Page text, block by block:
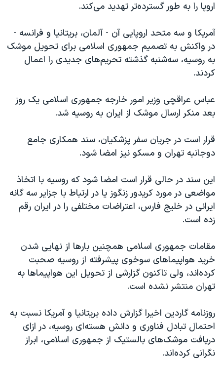
اروپا را به طور گسترده‌تر تهدید می‌کند.
آمریکا و سه متحد اروپایی آن - آلمان، بریتانیا و فرانسه -
در واکنش به تصمیم جمهوری اسلامی برای تحویل موشک
به روسیه، سه‌شنبه گذشته تحریم‌های جدیدی را اعمال
کردند.
عباس عراقچی وزیر امور خارجه جمهوری اسلامی یک روز
بعد منکر ارسال موشک از ایران به روسیه شد.
قرار است در جریان سفر پزشکیان، سند همکاری جامع
دوجانبه تهران و مسکو نیز امضا شود.
این سند در حالی قرار است امضا شود که روسیه با اتخاذ
مواضعی در مورد کریدور زنگوز یا در ارتباط با جزایر سه گانه
ایرانی در خلیج فارس، اعتراضات مختلفی را در ایران رقم
زده است.
مقامات جمهوری اسلامی همچنین بارها از نهایی شدن
خرید هواپیماهای سوخوی پیشرفته از روسیه صحبت
کرده‌اند، ولی تاکنون گزارشی از تحویل این هواپیماها به
تهران منتشر نشده است.
روزنامه گاردین اخیرا گزارش داده بریتانیا و آمریکا نسبت به
احتمال تبادل فناوری و دانش هسته‌ای روسیه، در ازای
دریافت موشک‌های بالستیک از جمهوری اسلامی، ابراز
نگرانی کرده‌اند.